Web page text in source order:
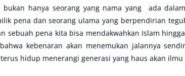
bukan hanya seorang yang nama yang ada
pena dan seorang ulama yang berpendirian
sebuah pena kita bisa mendakwahkan Islam
kebenaran akan menemukan jalannya
terus hidup menerangi generasi yang haus akan